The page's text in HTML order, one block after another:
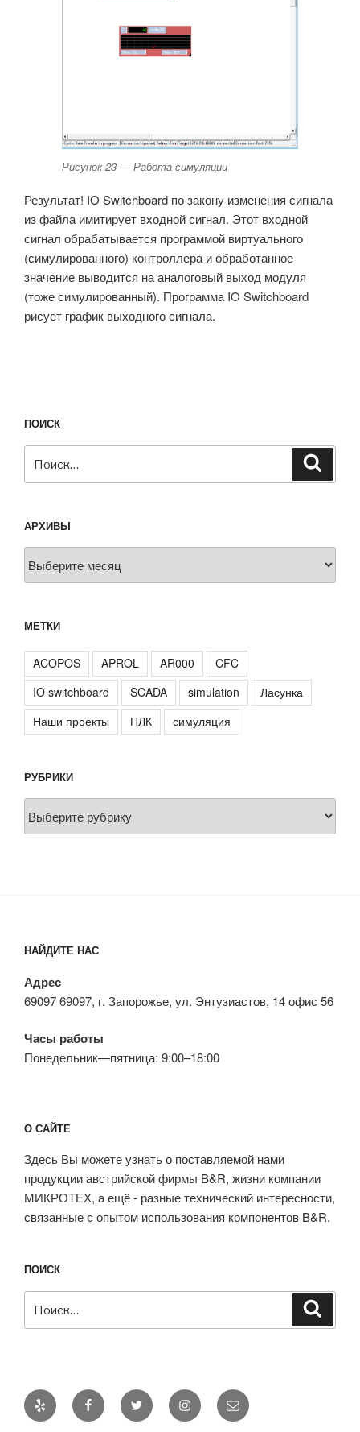
Рисунок 23 — Работа симуляции
Результат! IO Switchboard по закону изменения сигнала
из файла имитирует входной сигнал. Этот входной
сигнал обрабатывается программой виртуального
(симулированного) контроллера и обработанное
значение выводится на аналоговый выход модуля
(тоже симулированный). Программа IO Switchboard
рисует график выходного сигнала.
ПОИСК
АРХИВЫ
МЕТКИ
ACOPOS APROL AR000
CFC
IO switchboard
SCADA simulation
Ласунка
Наши проекты
ПЛК симуляция
РУБРИКИ
НАЙДИТЕ НАС
Адрес
69097 69097, г. Запорожье, ул. Энтузиастов, 14 офис 56
Часы работы
Понедельник—пятница: 9:00–18:00
О САЙТЕ
Здесь Вы можете узнать о поставляемой нами
продукции австрийской фирмы B&R, жизни компании
МИКРОТЕХ, а ещё - разные технический интересности,
связанные с опытом использования компонентов B&R.
ПОИСК
Yelp FacebookTwitter InstagramE-
mail